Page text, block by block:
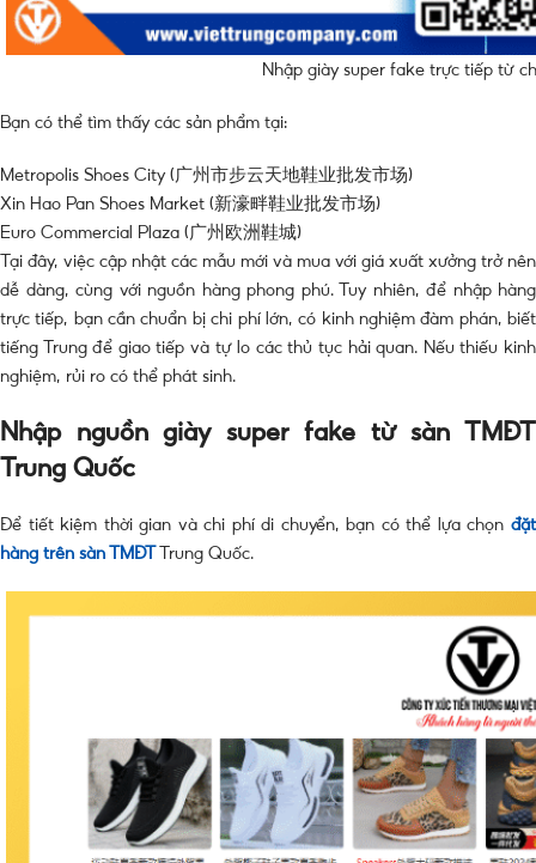
Nhập giày super fake trực tiếp từ
Bạn có thể tìm thấy các sản phẩm tại:
Metropolis Shoes City (广州市步云天地鞋业批发市场)
Xin Hao Pan Shoes Market (新濠畔鞋业批发市场)
Euro Commercial Plaza (广州欧洲鞋城)
Tại đây, việc cập nhật các mẫu mới và mua với giá xuất xưởng trở nên
dễ dàng, cùng với nguồn hàng phong phú. Tuy nhiên, để nhập hàng
trực tiếp, bạn cần chuẩn bị chi phí lớn, có kinh nghiệm đàm phán, biết
tiếng Trung để giao tiếp và tự lo các thủ tục hải quan. Nếu thiếu kinh
nghiệm, rủi ro có thể phát sinh.
Nhập nguồn giày super fake từ sàn TMĐT
Trung Quốc
Để tiết kiệm thời gian và chi phí di chuyển, bạn có thể lựa chọn đặt
hàng trên sàn TMĐT
Trung Quốc.